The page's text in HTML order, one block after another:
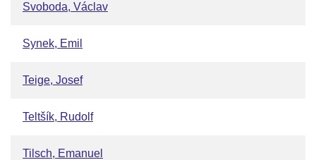
Svoboda, Václav
Synek, Emil
Teige, Josef
Teltšík, Rudolf
Tilsch, Emanuel